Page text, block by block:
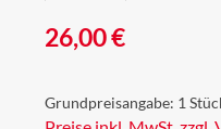
Regulärer Preis:
26,00 €
Grundpreisangabe: 1